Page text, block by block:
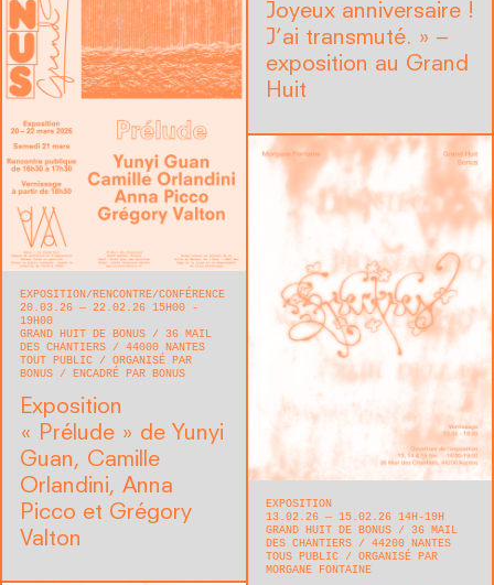
Joyeux anniversaire !
J’ai transmuté. » –
exposition au Grand
Huit
EXPOSITION
RENCONTRE/CONFÉRENCE
20.03.26 — 22.02.26 15H00 -
19H00
GRAND HUIT DE BONUS
36 MAIL
DES CHANTIERS
44000 NANTES
TOUT PUBLIC
ORGANISÉ PAR
BONUS
ENCADRÉ PAR BONUS
Exposition
« Prélude » de Yunyi
Guan, Camille
Orlandini, Anna
Picco et Grégory
Valton
EXPOSITION
13.02.26 — 15.02.26 14H-19H
GRAND HUIT DE BONUS
36 MAIL
DES CHANTIERS
44200 NANTES
TOUS PUBLIC
ORGANISÉ PAR
MORGANE FONTAINE